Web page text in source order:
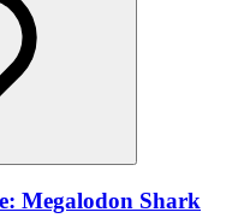
Megalodon Shark